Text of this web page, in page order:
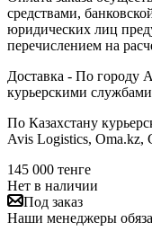
средствами,
юридических лиц
перечислением на
Доставка - По городу
курьерскими
По Казахстану
Avis Logistics,
145 000 тенге
Нет в наличии
Под заказ
Наши менеджеры